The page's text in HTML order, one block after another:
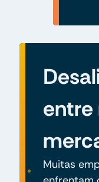
entre
Muitas